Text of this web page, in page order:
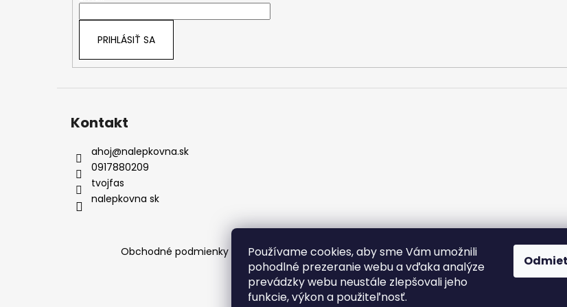
Používame cookies, aby sme Vám umožnili
pohodlné prezeranie webu a vďaka analýze
prevádzky webu neustále zlepšovali jeho
funkcie, výkon a použiteľnosť.
PRIHLÁSIŤ SA
Kontakt
ahoj@nalepkovna.sk
0917880209
tvojfas
nalepkovna sk
Obchodné podmienky Podmienky ochrany osobných údajov Kontakt Doprava a platba
Nálepky na zákazku